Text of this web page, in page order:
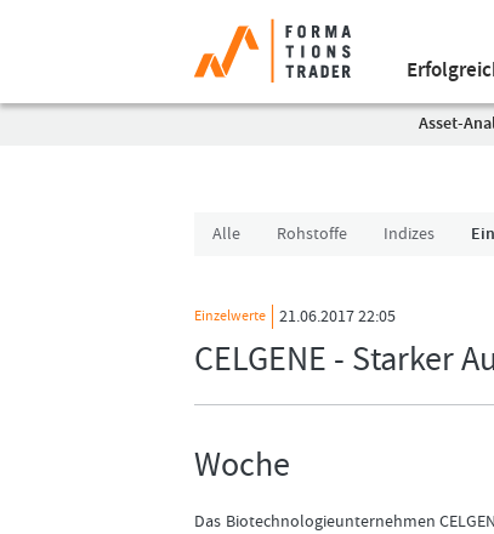
Asset-
Alle Rohstoffe Indizes
Einzelwerte 21.06.2017 22:05
CELGENE - Starker
Woche
Das Biotechnologieunternehmen